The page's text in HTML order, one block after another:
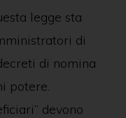
legge sta
di
di nomina
potere.
devono